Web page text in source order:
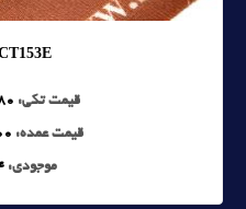
قیمت تکی:
قیمت عمده:
موجودی: